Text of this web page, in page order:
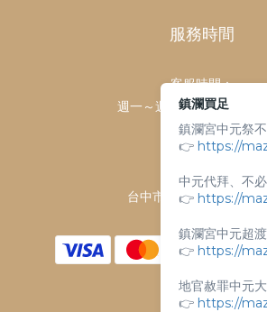
服務時間
客服時間：
週一～週日 上午9點～下午
客服電話：
04-26763688
門市地址：
台中市大甲區順天路238
鎮瀾買足
鎮瀾宮中元祭
👉 https://
中元代拜、不
👉 https://
鎮瀾宮中元超
👉 https://
地官赦罪中元
👉 https://